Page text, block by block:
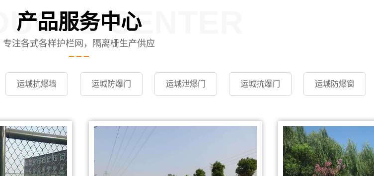
产品服务中心CENTER
专注各式各样护栏网，隔离栅生产供应
运城抗爆墙 运城防爆门 运城泄爆门 运城抗爆门 运城防爆窗